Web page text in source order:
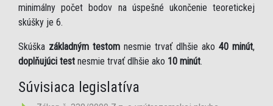
minimálny počet bodov na úspešné ukončenie teoretickej
skúšky je 6.
Skúška základným testom nesmie trvať dlhšie ako 40 minút,
doplňujúci test nesmie trvať dlhšie ako 10 minút.
Súvisiaca legislatíva